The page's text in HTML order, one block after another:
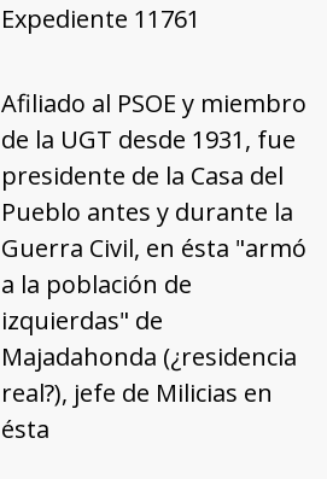
Expediente 11761
Afiliado al PSOE y miembro
de la UGT desde 1931, fue
presidente de la Casa del
Pueblo antes y durante la
Guerra Civil, en ésta "armó
a la población de
izquierdas" de
Majadahonda (¿residencia
real?), jefe de Milicias en
ésta